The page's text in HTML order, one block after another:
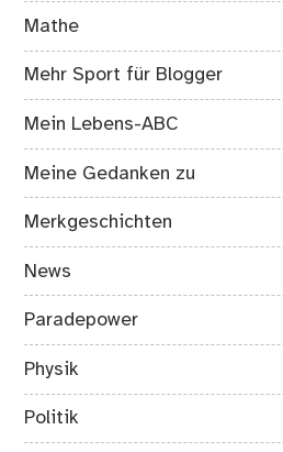
Mathe
Mehr Sport für Blogger
Mein Lebens-ABC
Meine Gedanken zu
Merkgeschichten
News
Paradepower
Physik
Politik